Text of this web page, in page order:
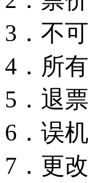
3．不
4．所
5．退
6．误
7．更